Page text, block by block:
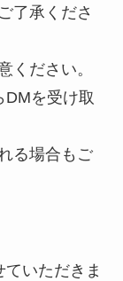
了承くださ
ください。
DMを受け取
る場合もご
ていただきま